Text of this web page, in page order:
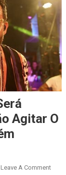
Agitar O
Leave A CommentOn